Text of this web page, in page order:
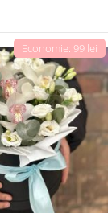
Economie: 99 lei